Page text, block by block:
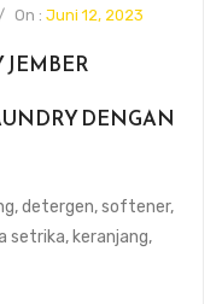
/ On : Juni 12, 2023
DENGAN
detergen, softener,
setrika, keranjang,